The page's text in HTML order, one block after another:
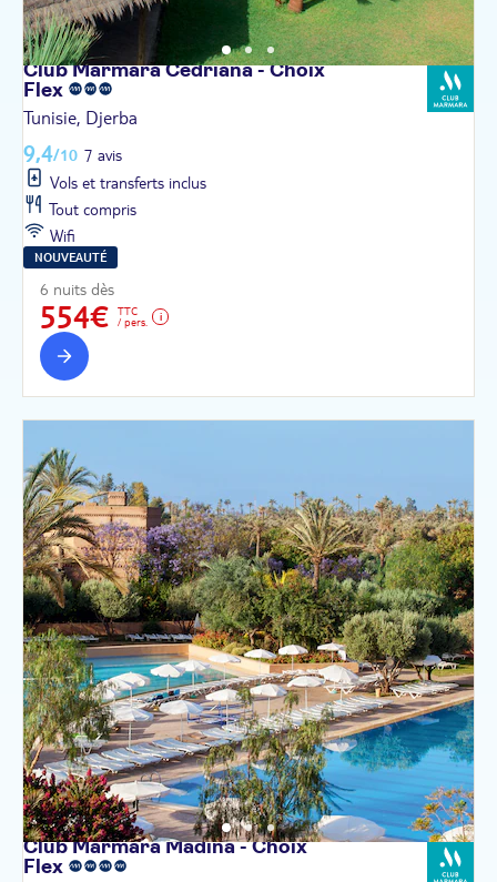
Club Marmara Cedriana - Choix
Flex
Tunisie, Djerba
9,4/10 7 avis
Vols et transferts inclus
Tout compris
Wifi
NOUVEAUTÉ
6 nuits dès
554€
TTC
/ pers.
Club Marmara Madina - Choix
Flex